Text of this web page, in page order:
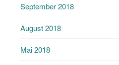
September 2018
August 2018
Mai 2018